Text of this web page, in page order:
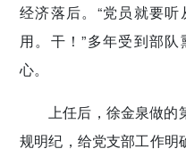
经济落后。“党员就要
用。干！”多年受到部
心。
上任后，徐金泉做的
规明纪，给党支部工作明